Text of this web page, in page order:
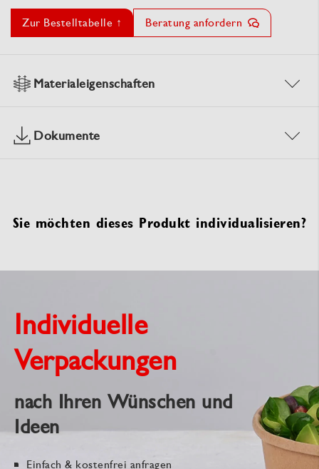
Zur Bestelltabelle ↑ Beratung anfordern
Materialeigenschaften
Dokumente
Sie möchten dieses Produkt individualisieren?
Individuelle
Verpackungen
nach Ihren Wünschen und
Ideen
Einfach & kostenfrei anfragen